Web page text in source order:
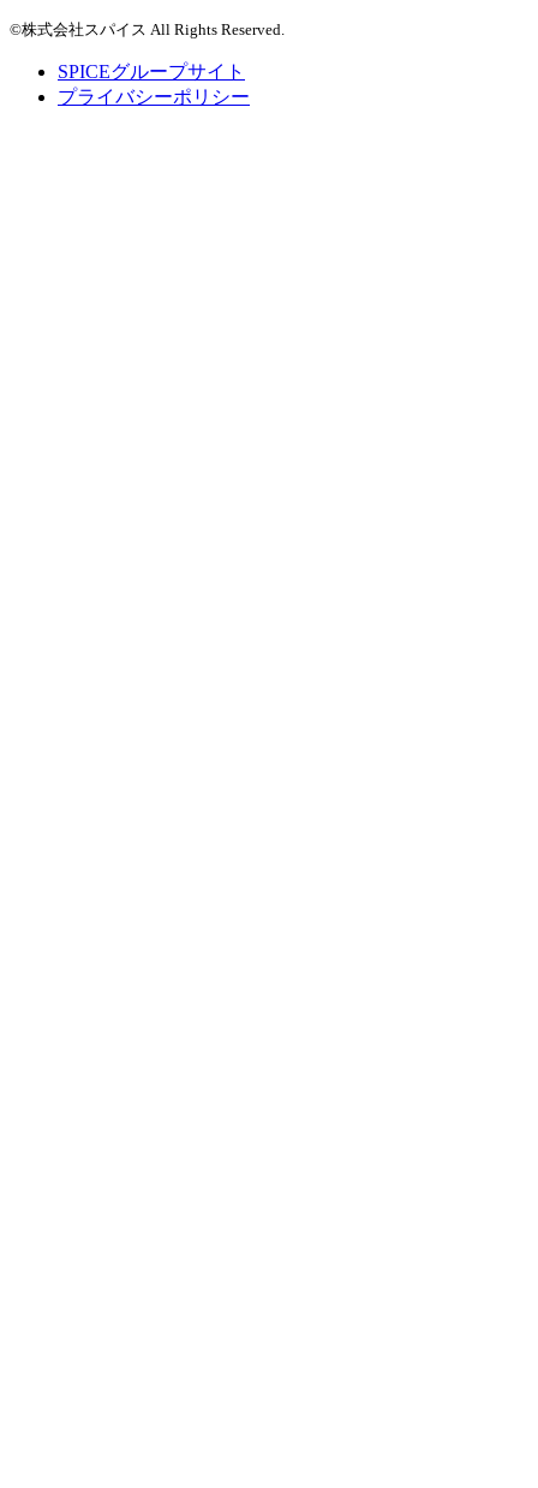
©株式会社スパイス All Rights Reserved.
SPICEグループサイト
プライバシーポリシー